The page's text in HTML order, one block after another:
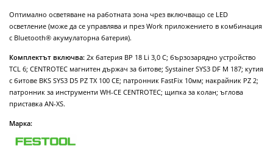
Оптимално осветяване на работната зона чрез включващо се LED
осветление (може да се управлява и през Work приложението в комбинация
с Bluetooth® акумулаторна батерия).
Комплектът включва: 2х батерия BP 18 Li 3,0 C; бързозарядно устройство
TCL 6; CENTROTEC магнитен държач за битове; Systainer SYS3 DF M 187; кутия
с битове BKS SYS3 D5 PZ TX 100 CE; патронник FastFix 10мм; накрайник PZ 2;
патронник за инструменти WH-CE CENTROTEC; щипка за колан; ъглова
приставка AN-XS.
Марка: